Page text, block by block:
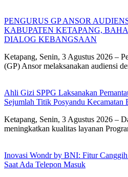
PENGURUS GP ANSOR
KABUPATEN KETAPANG,
DIALOG KEBANGSAAN
Ketapang, Senin, 3 Agustus 2026 –
(GP) Ansor melaksanakan audiensi
Ahli Gizi SPPG Laksanakan
Sejumlah Titik Posyandu Kecamatan
Ketapang, Senin, 3 Agustus 2026 –
meningkatkan kualitas layanan
Inovasi Wondr by BNI: Fitur
Saat Ada Telepon Masuk